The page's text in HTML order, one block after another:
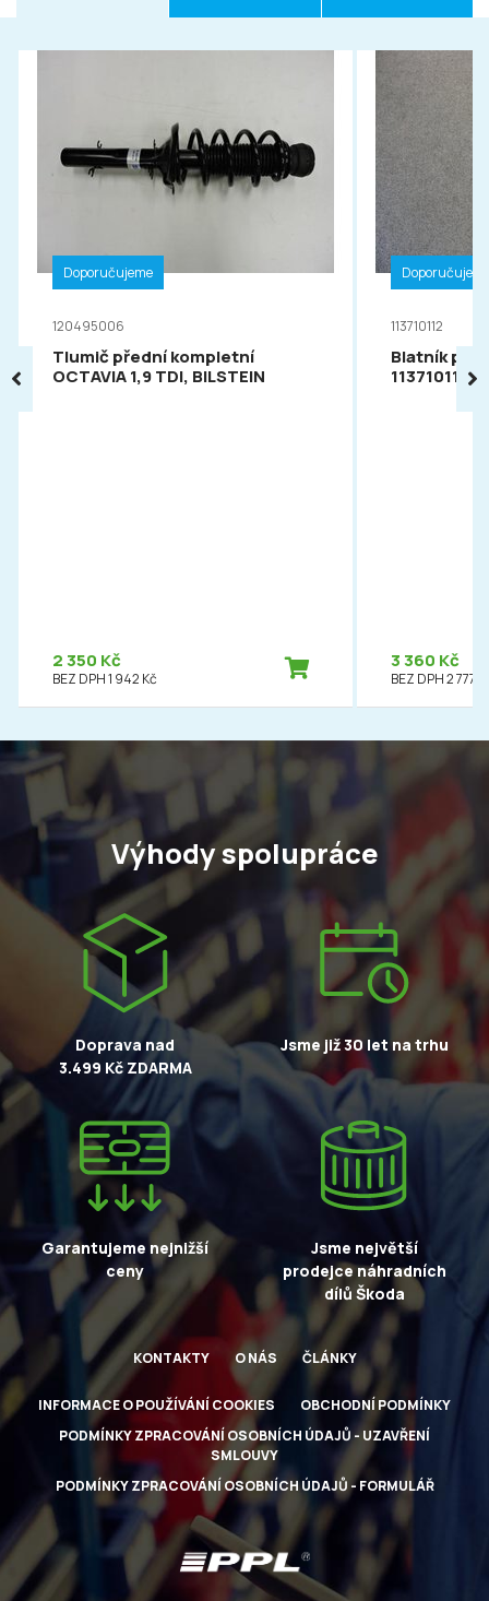
Doporučujeme
120495006
Tlumič přední kompletní
OCTAVIA 1,9 TDI, BILSTEIN
2 350 Kč
BEZ DPH 1 942 Kč
113710112
Blatník
113710112
3 360 Kč
BEZ DPH 2 777
Výhody spolupráce
Doprava nad
3.499 Kč ZDARMA
Jsme již 30 let na trhu
Garantujeme nejnižší
ceny
Jsme největší
prodejce náhradních
dílů Škoda
KONTAKTY O NÁS ČLÁNKY
INFORMACE O POUŽÍVÁNÍ COOKIES
OBCHODNÍ PODMÍNKY
PODMÍNKY ZPRACOVÁNÍ OSOBNÍCH ÚDAJŮ - UZAVŘENÍ
SMLOUVY
PODMÍNKY ZPRACOVÁNÍ OSOBNÍCH ÚDAJŮ - FORMULÁŘ